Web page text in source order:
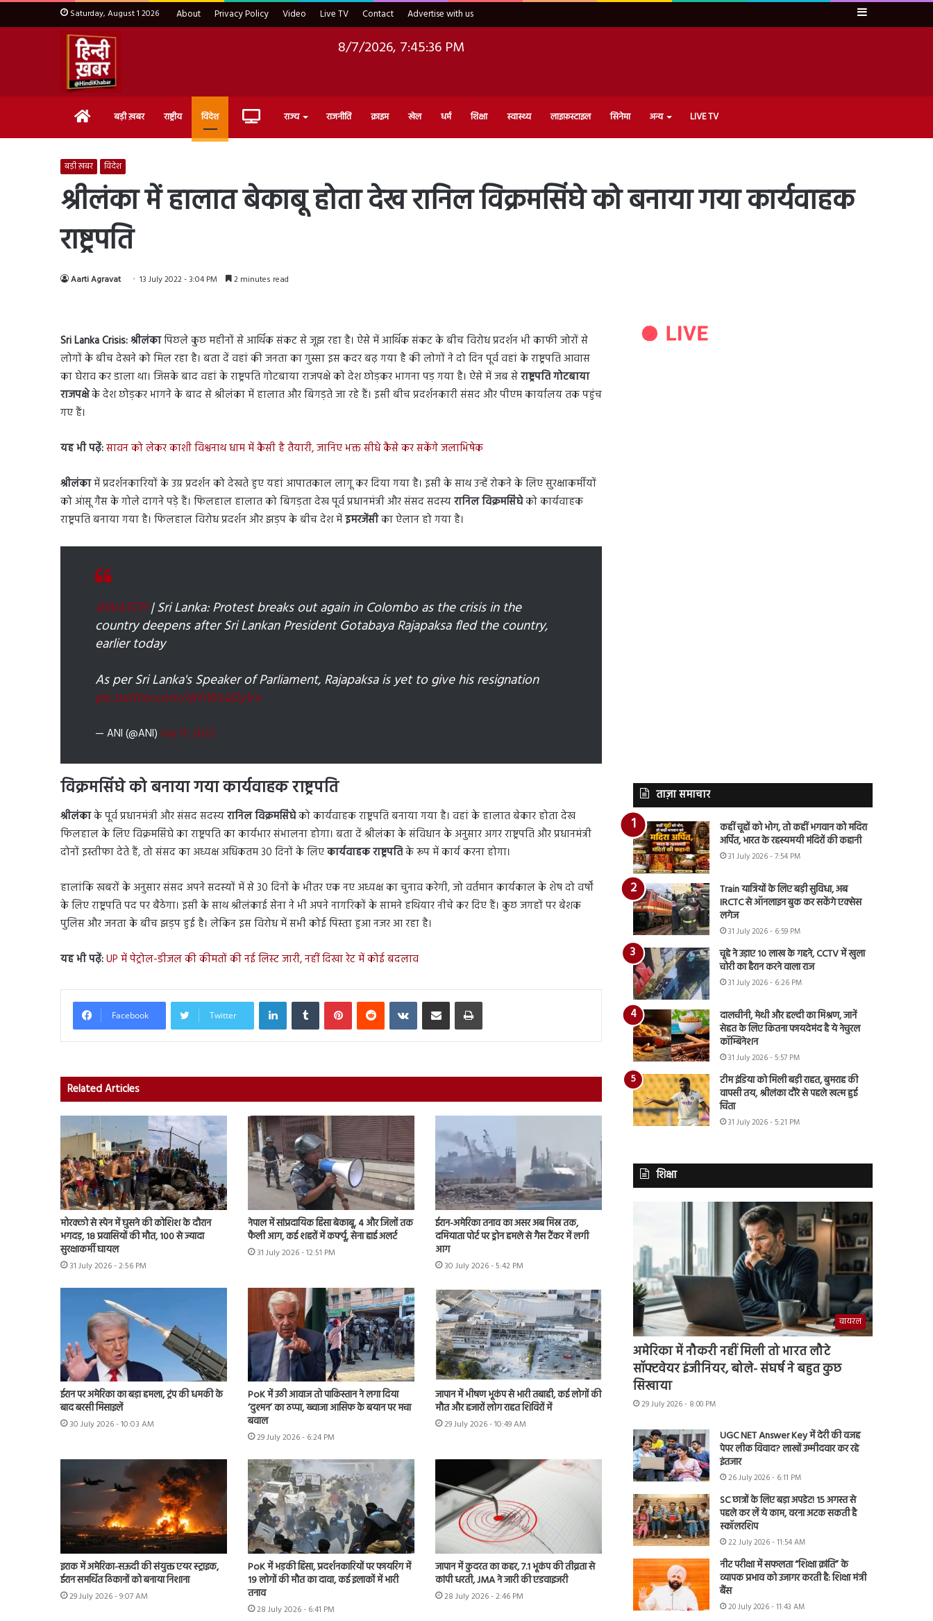
Saturday, August 1 2026 About Privacy Policy Video Live TV Contact Advertise with us Sidebar
8/7/2026, 7:45:37 PM
Home बड़ी ख़बर राष्ट्रीय विदेश Live राज्य राजनीति क्राइम खेल धर्म शिक्षा स्वास्थ्य लाइफ़स्टाइल सिनेमा अन्य LIVE TV
बड़ी ख़बर विदेश
श्रीलंका में हालात बेकाबू होता देख रानिल विक्रमसिंघे को बनाया गया कार्यवाहक
राष्ट्रपति
Aarti Agravat 13 July 2022 - 3:04 PM 2 minutes read
Sri Lanka Crisis:श्रीलंकापिछले कुछ महीनों से आर्थिक संकट से जूझ रहा है। ऐसे में आर्थिक संकट के बीच विरोध प्रदर्शन भी काफी जोरों से
लोगों के बीच देखने को मिल रहा है। बता दें वहां की जनता का गुस्सा इस कदर बढ़ गया है की लोगों ने दो दिन पूर्व वहां के राष्ट्रपति आवास
का घेराव कर डाला था। जिसके बाद वहां के राष्ट्रपति गोटबाया राजपक्षे को देश छोड़कर भागना पड़ गया है। ऐसे में जब सेराष्ट्रपति गोटबाया
राजपक्षेके देश छोड़कर भागने के बाद से श्रीलंका में हालात और बिगड़ते जा रहे हैं। इसी बीच प्रदर्शनकारी संसद और पीएम कार्यालय तक पहुंच
गए हैं।
यह भी पढ़ें:सावन को लेकर काशी विश्वनाथ धाम में कैसी है तैयारी, जानिए भक्त सीधे कैसे कर सकेंगे जलाभिषेक
श्रीलंकामें प्रदर्शनकारियों के उग्र प्रदर्शन को देखते हुए यहां आपातकाल लागू कर दिया गया है। इसी के साथ उन्हें रोकने के लिए सुरक्षाकर्मीयों
को आंसू गैस के गोले दागने पड़े हैं। फिलहाल हालात को बिगड़ता देख पूर्व प्रधानमंत्री और संसद सदस्यरानिल विक्रमसिंघेको कार्यवाहक
राष्ट्रपति बनाया गया है। फिलहाल विरोध प्रदर्शन और झड़प के बीच देश मेंइमरजेंसीका ऐलान हो गया है।
#WATCH| Sri Lanka: Protest breaks out again in Colombo as the crisis in the
country deepens after Sri Lankan President Gotabaya Rajapaksa fled the country,
earlier today
As per Sri Lanka's Speaker of Parliament, Rajapaksa is yet to give his resignation
pic.twitter.com/drHWzaDyVv
— ANI (@ANI) July 13, 2022
विक्रमसिंघे को बनाया गया कार्यवाहक राष्ट्रपति
श्रीलंकाके पूर्व प्रधानमंत्री और संसद सदस्यरानिल विक्रमसिंघेको कार्यवाहक राष्ट्रपति बनाया गया है। वहां के हालात बेकार होता देख
फिलहाल के लिए विक्रमसिंघे का राष्ट्रपति का कार्यभार संभालना होगा। बता दें श्रीलंका के संविधान के अनुसार अगर राष्ट्रपति और प्रधानमंत्री
दोनों इस्तीफा देते हैं, तो संसद का अध्यक्ष अधिकतम 30 दिनों के लिएकार्यवाहक राष्ट्रपतिके रूप में कार्य करना होगा।
हालांकि खबरों के अनुसार संसद अपने सदस्यों में से 30 दिनों के भीतर एक नए अध्यक्ष का चुनाव करेगी, जो वर्तमान कार्यकाल के शेष दो वर्षों
के लिए राष्ट्रपति पद पर बैठेगा। इसी के साथ श्रीलंकाई सेना ने भी अपने नागरिकों के सामने हथियार नीचे कर दिए हैं। कुछ जगहों पर बेशक
पुलिस और जनता के बीच झड़प हुई है। लेकिन इस विरोध में सभी कोई पिस्ता हुआ नजर आ रहा है।
यह भी पढ़ें:UP में पेट्रोल-डीजल की कीमतों की नई लिस्ट जारी, नहीं दिखा रेट में कोई बदलाव
Facebook Twitter
LinkedInTumblr PinterestReddit VKontakteShare via Email Print
Related Articles
मोरक्को से स्पेन में घुसने की कोशिश के दौरान
भगदड़, 18 प्रवासियों की मौत, 100 से ज्यादा
सुरक्षाकर्मी घायल
31 July 2026 - 2:56 PM
नेपाल में सांप्रदायिक हिंसा बेकाबू, 4 और जिलों तक
फैली आग, कई शहरों में कर्फ्यू, सेना हाई अलर्ट
31 July 2026 - 12:51 PM
ईरान-अमेरिका तनाव का असर अब मिस्र तक,
दमियाता पोर्ट पर ड्रोन हमले से गैस टैंकर में लगी
आग
30 July 2026 - 5:42 PM
ईरान पर अमेरिका का बड़ा हमला, ट्रंप की धमकी के
बाद बरसी मिसाइलें
30 July 2026 - 10:03 AM
PoK में उठी आवाज तो पाकिस्तान ने लगा दिया
‘दुश्मन’ का ठप्पा, ख्वाजा आसिफ के बयान पर मचा
बवाल
29 July 2026 - 6:24 PM
जापान में भीषण भूकंप से भारी तबाही, कई लोगों की
मौत और हजारों लोग राहत शिविरों में
29 July 2026 - 10:49 AM
इराक में अमेरिका-सऊदी की संयुक्त एयर स्ट्राइक,
ईरान समर्थित ठिकानों को बनाया निशाना
29 July 2026 - 9:07 AM
PoK में भड़की हिंसा, प्रदर्शनकारियों पर फायरिंग में
19 लोगों की मौत का दावा, कई इलाकों में भारी
तनाव
28 July 2026 - 6:41 PM
जापान में कुदरत का कहर, 7.1 भूकंप की तीव्रता से
कांपी धरती, JMA ने जारी की एडवाइजरी
28 July 2026 - 2:46 PM
ताज़ा समाचार
कहीं चूहों को भोग, तो कहीं भगवान को मदिरा
अर्पित, भारत के रहस्यमयी मंदिरों की कहानी
31 July 2026 - 7:54 PM
Train यात्रियों के लिए बड़ी सुविधा, अब
IRCTC से ऑनलाइन बुक कर सकेंगे एक्सेस
लगेज
31 July 2026 - 6:59 PM
चूहे ने उड़ाए 10 लाख के गहने, CCTV में खुला
चोरी का हैरान करने वाला राज
31 July 2026 - 6:26 PM
दालचीनी, मेथी और हल्दी का मिश्रण, जानें
सेहत के लिए कितना फायदेमंद है ये नेचुरल
कॉम्बिनेशन
31 July 2026 - 5:57 PM
टीम इंडिया को मिली बड़ी राहत, बुमराह की
वापसी तय, श्रीलंका दौरे से पहले खत्म हुई
चिंता
31 July 2026 - 5:21 PM
शिक्षा
वायरल
अमेरिका में नौकरी नहीं मिली तो भारत लौटे
सॉफ्टवेयर इंजीनियर, बोले- संघर्ष ने बहुत कुछ
सिखाया
29 July 2026 - 8:00 PM
UGC NET Answer Key में देरी की वजह
पेपर लीक विवाद? लाखों उम्मीदवार कर रहे
इंतजार
26 July 2026 - 6:11 PM
SC छात्रों के लिए बड़ा अपडेट! 15 अगस्त से
पहले कर लें ये काम, वरना अटक सकती है
स्कॉलरशिप
22 July 2026 - 11:54 AM
नीट परीक्षा में सफलता “शिक्षा क्रांति” के
व्यापक प्रभाव को उजागर करती है: शिक्षा मंत्री
बैंस
20 July 2026 - 11:43 AM